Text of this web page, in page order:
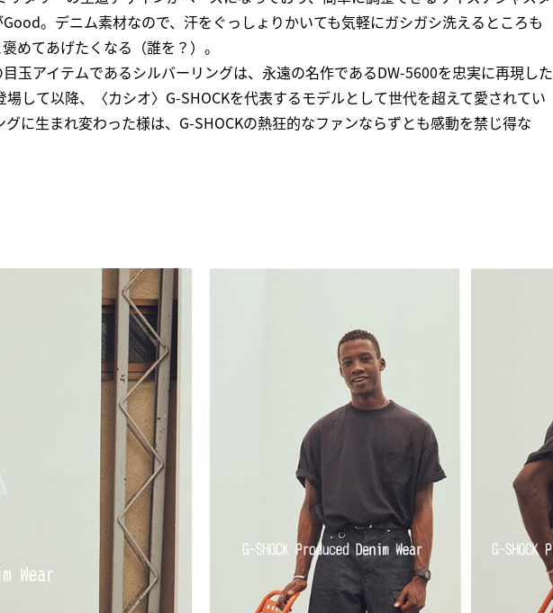
。デニム素材なので、汗をぐっしょりかいても気軽にガシガシ洗えるところも
めてあげたくなる（誰を？）。
玉アイテムであるシルバーリングは、永遠の名作であるDW-5600を忠実に再現した
して以降、〈カシオ〉G-SHOCKを代表するモデルとして世代を超えて愛されてい
に生まれ変わった様は、G-SHOCKの熱狂的なファンならずとも感動を禁じ得な